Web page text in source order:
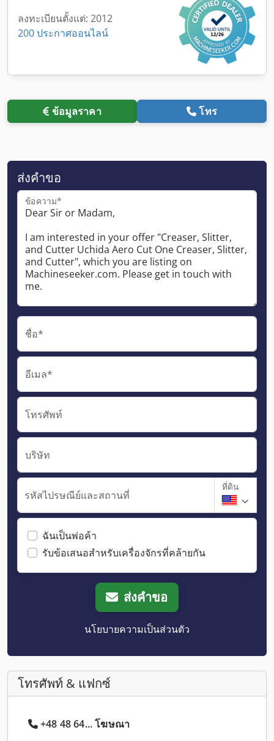
ลงทะเบียนตั้งแต่: 2012
200 ประกาศออนไลน์
ข้อมูลราคา โทร
ส่งคำขอ
ข้อความ*
ชื่อ*
อีเมล*
โทรศัพท์
บริษัท
รหัสไปรษณีย์และสถานที่
ที่ดิน
ฉันเป็นพ่อค้า
รับข้อเสนอสำหรับเครื่องจักรที่คล้ายกัน
ส่งคำขอ
นโยบายความเป็นส่วนตัว
โทรศัพท์ & แฟกซ์
+48 48 64... โฆษณา